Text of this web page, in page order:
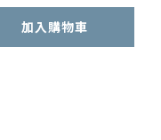
加入購物車